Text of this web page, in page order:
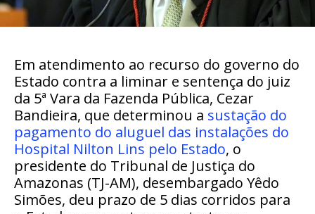
Em atendimento ao recurso do governo do
Estado contra a liminar e sentença do juiz
da 5ª Vara da Fazenda Pública, Cezar
Bandieira, que determinou a sustação do
pagamento do aluguel das instalações do
Hospital Nilton Lins pelo Estado, o
presidente do Tribunal de Justiça do
Amazonas (TJ-AM), desembargado Yêdo
Simões, deu prazo de 5 dias corridos para